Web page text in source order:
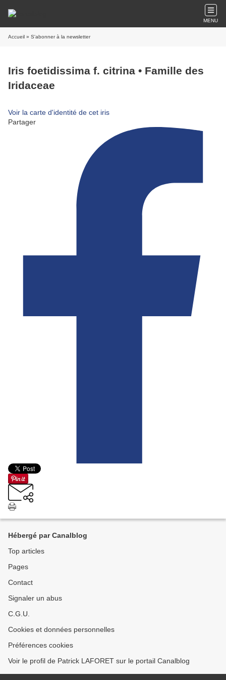
MENU
Accueil » S'abonner à la newsletter
Iris foetidissima f. citrina • Famille des
Iridaceae
Voir la carte d'identité de cet iris
Partager
Hébergé par Canalblog
Top articles
Pages
Contact
Signaler un abus
C.G.U.
Cookies et données personnelles
Préférences cookies
Voir le profil de Patrick LAFORET sur le portail Canalblog